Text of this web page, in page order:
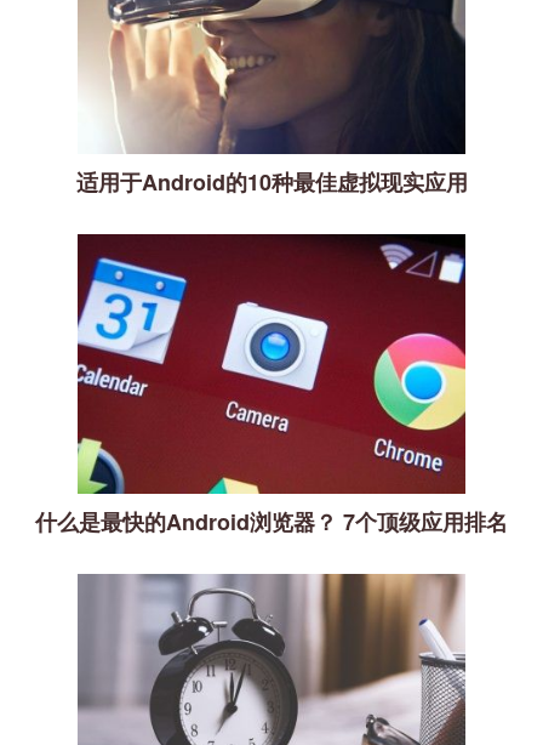
适用于Android的10种最佳虚拟现实应用
什么是最快的Android浏览器？ 7个顶级应用排名